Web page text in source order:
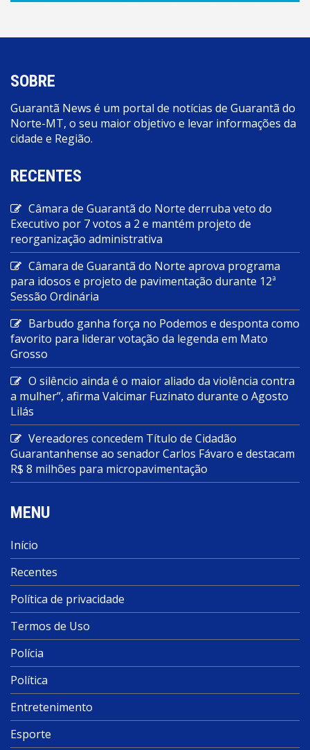
SOBRE
Guarantã News é um portal de notícias de Guarantã do
Norte-MT, o seu maior objetivo e levar informações da
cidade e Região.
RECENTES
Câmara de Guarantã do Norte derruba veto do
Executivo por 7 votos a 2 e mantém projeto de
reorganização administrativa
Câmara de Guarantã do Norte aprova programa
para idosos e projeto de pavimentação durante 12ª
Sessão Ordinária
Barbudo ganha força no Podemos e desponta como
favorito para liderar votação da legenda em Mato
Grosso
O silêncio ainda é o maior aliado da violência contra
a mulher”, afirma Valcimar Fuzinato durante o Agosto
Lilás
Vereadores concedem Título de Cidadão
Guarantanhense ao senador Carlos Fávaro e destacam
R$ 8 milhões para micropavimentação
MENU
Início
Recentes
Política de privacidade
Termos de Uso
Polícia
Política
Entretenimento
Esporte